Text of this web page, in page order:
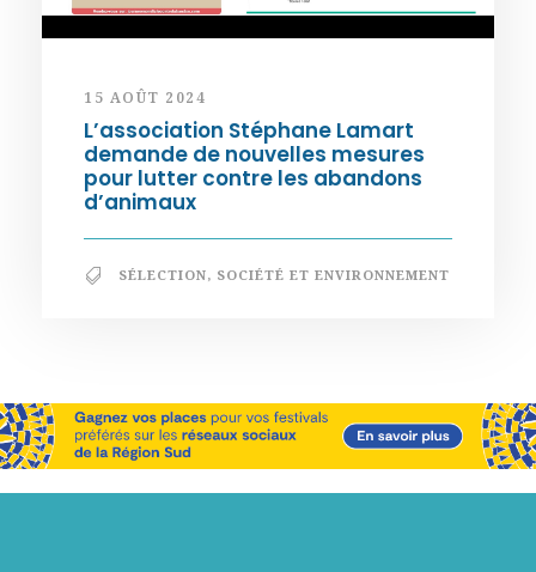
15 AOÛT 2024
L’association Stéphane Lamart
demande de nouvelles mesures
pour lutter contre les abandons
d’animaux
SÉLECTION, SOCIÉTÉ ET ENVIRONNEMENT